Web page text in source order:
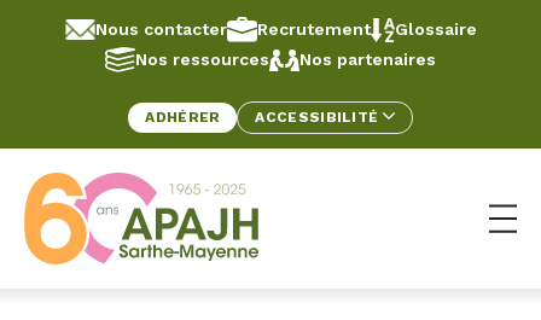
Aller au contenu
Nous contacter Recrutement
Glossaire
Nos ressources
Nos partenaires
ADHÉRER ACCESSIBILITÉ
Panneau de gestion des cookies